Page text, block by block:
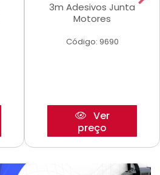
3m Adesivos Junta
Motores
Código: 9690
Ver
preço